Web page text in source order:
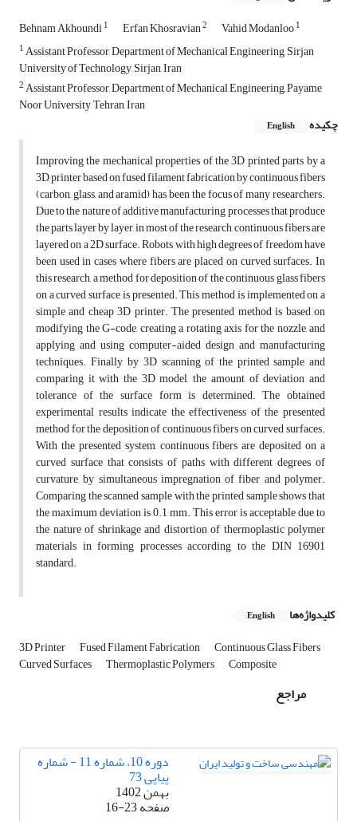
Behnam Akhoundi1 Erfan Khosravian2 Vahid Modanloo1
1Assistant Professor, Department of Mechanical Engineering, Sirjan
University of Technology, Sirjan, Iran
2Assistant Professor, Department of Mechanical Engineering, Payame
Noor University, Tehran, Iran
چکیده
English
Improving the mechanical properties of the 3D printed parts by a
3D printer based on fused filament fabrication by continuous fibers
(carbon, glass, and aramid) has been the focus of many researchers.
Due to the nature of additive manufacturing processes that produce
the parts layer by layer, in most of the research, continuous fibers are
layered on a 2D surface. Robots with high degrees of freedom have
been used in cases where fibers are placed on curved surfaces. In
this research, a method for deposition of the continuous glass fibers
on a curved surface is presented. This method is implemented on a
simple and cheap 3D printer. The presented method is based on
modifying the G-code, creating a rotating axis for the nozzle, and
applying and using computer-aided design and manufacturing
techniques. Finally, by 3D scanning of the printed sample and
comparing it with the 3D model, the amount of deviation and
tolerance of the surface form is determined. The obtained
experimental results indicate the effectiveness of the presented
method for the deposition of continuous fibers on curved surfaces.
With the presented system, continuous fibers are deposited on a
curved surface that consists of paths with different degrees of
curvature, by simultaneous impregnation of fiber and polymer.
Comparing the scanned sample with the printed sample shows that
the maximum deviation is 0.1 mm. This error is acceptable due to
the nature of shrinkage and distortion of thermoplastic polymer
materials in forming processes according to the DIN 16901
standard.
کلیدواژه‌ها English
3D Printer Fused Filament Fabrication Continuous Glass Fibers
Curved Surfaces Thermoplastic Polymers Composite
مراجع
دوره 10، شماره 11 - شماره
پیاپی 73
بهمن 1402
صفحه16-23